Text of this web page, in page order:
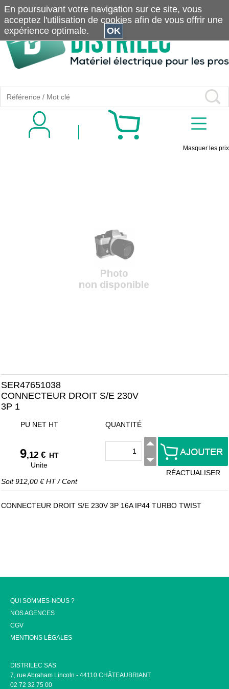
Masquer les prix
SER47651038
CONNECTEUR DROIT S/E 230V
3P 1
PU NET HT
9,12 € HT
Unite
Soit912,00 € HT/Cent
QUANTITÉ
RÉACTUALISER
CONNECTEUR DROIT S/E 230V 3P 16A IP44 TURBO TWIST
QUI SOMMES-NOUS ?
NOS AGENCES
CGV
MENTIONS LÉGALES
DISTRILEC SAS
7, rue Abraham Lincoln - 44110 CHÂTEAUBRIANT
02 72 32 75 00
En poursuivant votre navigation sur ce site, vous
acceptez l'utilisation de cookies afin de vous offrir une
expérience optimale.
OK